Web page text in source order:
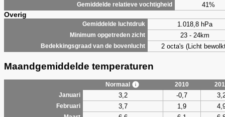
Gemiddelde relatieve vochtigheid 41%
Overig
Gemiddelde luchtdruk 1.018,8 hPa
Minimum opgetreden zicht 23 - 24km
Bedekkingsgraad van de bovenlucht 2 octa's (Licht
Maandgemiddelde temperaturen
Normaal 2010
Januari
3,2 -0,7
Februari 3,7 1,9